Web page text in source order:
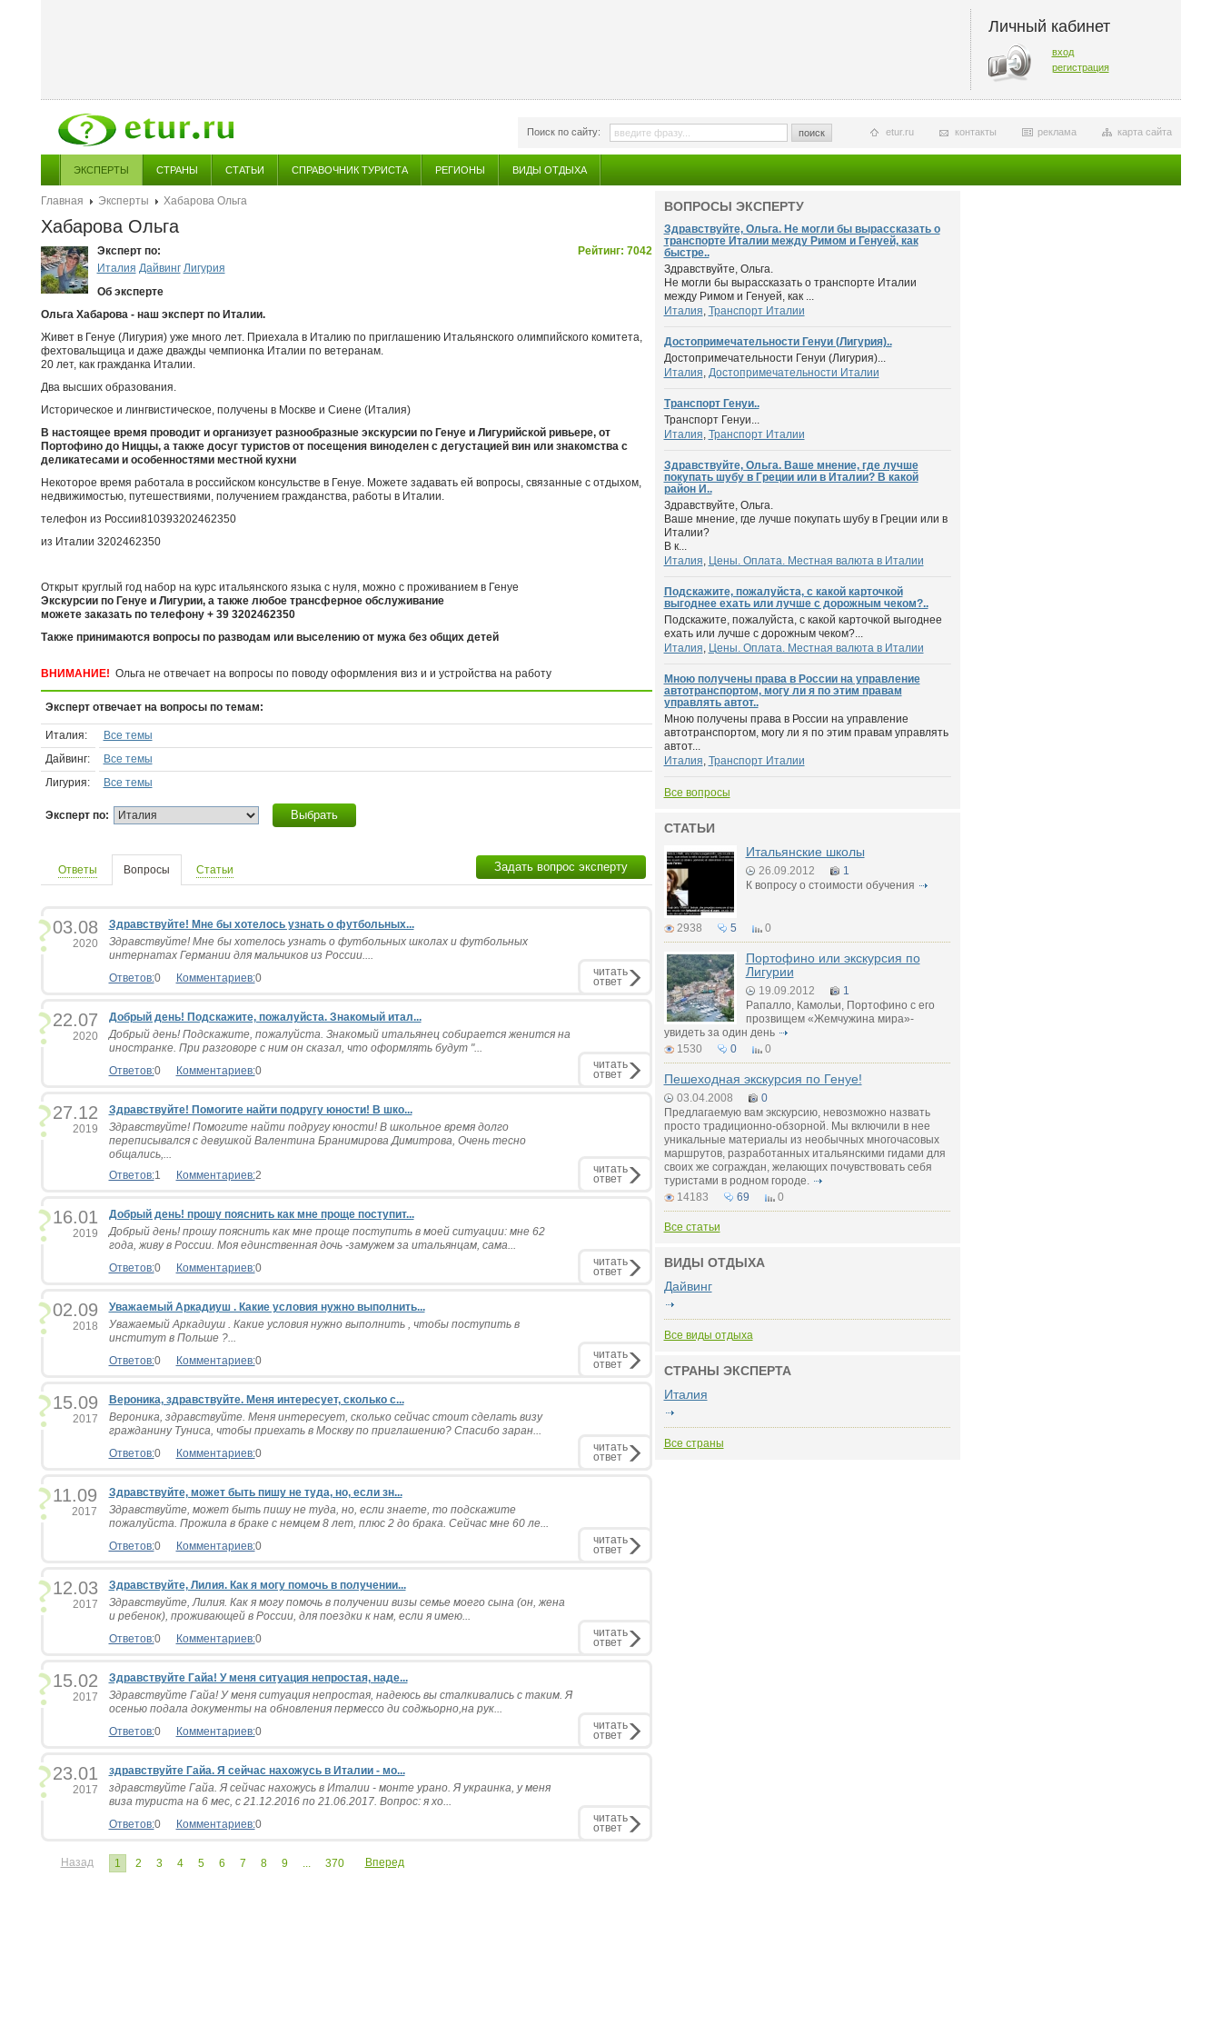
Личный кабинет
вход
регистрация
Поиск по сайту: поиск карта сайта
реклама
контакты
etur.ru
ЭКСПЕРТЫ СТРАНЫ СТАТЬИ СПРАВОЧНИК ТУРИСТА РЕГИОНЫ ВИДЫ ОТДЫХА
Главная Эксперты Хабарова Ольга
Хабарова Ольга
Рейтинг: 7042
Эксперт по:
Италия Дайвинг Лигурия
Об эксперте
Ольга Хабарова - наш эксперт по Италии.
Живет в Генуе (Лигурия) уже много лет. Приехала в Италию по приглашению Итальянского олимпийского комитета,
фехтовальщица и даже дважды чемпионка Италии по ветеранам.
20 лет, как гражданка Италии.
Два высших образования.
Историческое и лингвистическое, получены в Москве и Сиене (Италия)
В настоящее время проводит и организует разнообразные экскурсии по Генуе и Лигурийской ривьере, от
Портофино до Ниццы, а также досуг туристов от посещения виноделен с дегустацией вин или знакомства с
деликатесами и особенностями местной кухни
Некоторое время работала в российском консульстве в Генуе. Можете задавать ей вопросы, связанные с отдыхом,
недвижимостью, путешествиями, получением гражданства, работы в Италии.
телефон из России810393202462350
из Италии 3202462350
Открыт круглый год набор на курс итальянского языка с нуля, можно с проживанием в Генуе
Экскурсии по Генуе и Лигурии, а также любое трансферное обслуживание
можете заказать по телефону + 39 3202462350
Также принимаются вопросы по разводам или выселению от мужа без общих детей
ВНИМАНИЕ! Ольга не отвечает на вопросы по поводу оформления виз и и устройства на работу
Эксперт отвечает на вопросы по темам:
Италия:
Все темы
Дайвинг:
Все темы
Лигурия:
Все темы
Эксперт по: Выбрать
Ответы Вопросы Статьи Задать вопрос эксперту
03.08
2020
Здравствуйте! Мне бы хотелось узнать о футбольных...
Здравствуйте! Мне бы хотелось узнать о футбольных школах и футбольных
интернатах Германии для мальчиков из России....
Ответов:0 Комментариев:0 читать
ответ
22.07
2020
Добрый день! Подскажите, пожалуйста. Знакомый итал...
Добрый день! Подскажите, пожалуйста. Знакомый итальянец собирается женится на
иностранке. При разговоре с ним он сказал, что оформлять будут "...
Ответов:0 Комментариев:0 читать
ответ
27.12
2019
Здравствуйте! Помогите найти подругу юности! В шко...
Здравствуйте! Помогите найти подругу юности! В школьное время долго
переписывался с девушкой Валентина Бранимирова Димитрова, Очень тесно
общались,...
Ответов:1 Комментариев:2 читать
ответ
16.01
2019
Добрый день! прошу пояснить как мне проще поступит...
Добрый день! прошу пояснить как мне проще поступить в моей ситуации: мне 62
года, живу в России. Моя единственная дочь -замужем за итальянцам, сама...
Ответов:0 Комментариев:0 читать
ответ
02.09
2018
Уважаемый Аркадиуш . Какие условия нужно выполнить...
Уважаемый Аркадиуш . Какие условия нужно выполнить , чтобы поступить в
институт в Польше ?...
Ответов:0 Комментариев:0 читать
ответ
15.09
2017
Вероника, здравствуйте. Меня интересует, сколько с...
Вероника, здравствуйте. Меня интересует, сколько сейчас стоит сделать визу
гражданину Туниса, чтобы приехать в Москву по приглашению? Спасибо заран...
Ответов:0 Комментариев:0 читать
ответ
11.09
2017
Здравствуйте, может быть пишу не туда, но, если зн...
Здравствуйте, может быть пишу не туда, но, если знаете, то подскажите
пожалуйста. Прожила в браке с немцем 8 лет, плюс 2 до брака. Сейчас мне 60 ле...
Ответов:0 Комментариев:0 читать
ответ
12.03
2017
Здравствуйте, Лилия. Как я могу помочь в получении...
Здравствуйте, Лилия. Как я могу помочь в получении визы семье моего сына (он, жена
и ребенок), проживающей в России, для поездки к нам, если я имею...
Ответов:0 Комментариев:0 читать
ответ
15.02
2017
Здравствуйте Гайа! У меня ситуация непростая, наде...
Здравствуйте Гайа! У меня ситуация непростая, надеюсь вы сталкивались с таким. Я
осенью подала документы на обновления пермессо ди соджьорно,на рук...
Ответов:0 Комментариев:0 читать
ответ
23.01
2017
здравствуйте Гайа. Я сейчас нахожусь в Италии - мо...
здравствуйте Гайа. Я сейчас нахожусь в Италии - монте урано. Я украинка, у меня
виза туриста на 6 мес, с 21.12.2016 по 21.06.2017. Вопрос: я хо...
Ответов:0 Комментариев:0 читать
ответ
Назад 1 2 3 4 5 6 7 8 9 ... 370 Вперед
ВОПРОСЫ ЭКСПЕРТУ
Здравствуйте, Ольга. Не могли бы вырассказать о
транспорте Италии между Римом и Генуей, как
быстре..
Здравствуйте, Ольга.
Не могли бы вырассказать о транспорте Италии
между Римом и Генуей, как ...
Италия, Транспорт Италии
Достопримечательности Генуи (Лигурия)..
Достопримечательности Генуи (Лигурия)...
Италия, Достопримечательности Италии
Транспорт Генуи..
Транспорт Генуи...
Италия, Транспорт Италии
Здравствуйте, Ольга. Ваше мнение, где лучше
покупать шубу в Греции или в Италии? В какой
район И..
Здравствуйте, Ольга.
Ваше мнение, где лучше покупать шубу в Греции или в
Италии?
В к...
Италия, Цены. Оплата. Местная валюта в Италии
Подскажите, пожалуйста, с какой карточкой
выгоднее ехать или лучше с дорожным чеком?..
Подскажите, пожалуйста, с какой карточкой выгоднее
ехать или лучше с дорожным чеком?...
Италия, Цены. Оплата. Местная валюта в Италии
Мною получены права в России на управление
автотранспортом, могу ли я по этим правам
управлять автот..
Мною получены права в России на управление
автотранспортом, могу ли я по этим правам управлять
автот...
Италия, Транспорт Италии
Все вопросы
СТАТЬИ
Итальянские школы
26.09.2012
1
К вопросу о стоимости обучения
2938 5 0
Портофино или экскурсия по
Лигурии
19.09.2012
1
Рапалло, Камольи, Портофино с его
прозвищем «Жемчужина мира»-
увидеть за один день
1530
0 0
Пешеходная экскурсия по Генуе!
03.04.2008
0
Предлагаемую вам экскурсию, невозможно назвать
просто традиционно-обзорной. Мы включили в нее
уникальные материалы из необычных многочасовых
маршрутов, разработанных итальянскими гидами для
своих же сограждан, желающих почувствовать себя
туристами в родном городе.
14183
69 0
Все статьи
ВИДЫ ОТДЫХА
Дайвинг
Все виды отдыха
СТРАНЫ ЭКСПЕРТА
Италия
Все страны